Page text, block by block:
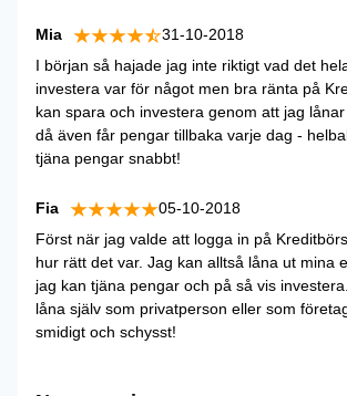
Mia
31-10-2018
I början så hajade jag inte riktigt vad det
investera var för något men bra ränta på
kan spara och investera genom att jag
då även får pengar tillbaka varje dag -
tjäna pengar snabbt!
Fia
05-10-2018
Först när jag valde att logga in på
hur rätt det var. Jag kan alltså låna ut mina
jag kan tjäna pengar och på så vis
låna själv som privatperson eller som
smidigt och schysst!